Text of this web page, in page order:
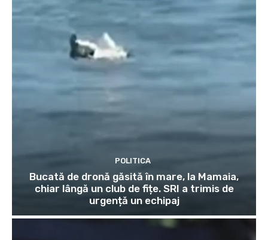
POLITICA
Bucată de dronă găsită în mare, la Mamaia,
chiar lângă un club de fițe. SRI a trimis de
urgență un echipaj